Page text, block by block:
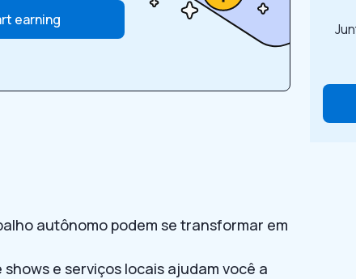
earning
autônomo podem se transformar em
e serviços locais ajudam você a